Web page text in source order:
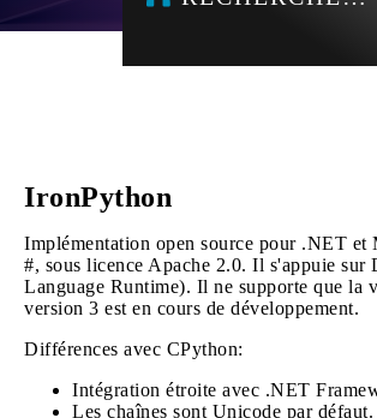
IronPython
Implémentation open source pour .NET et
#, sous licence Apache 2.0. Il s'appuie
Language Runtime). Il ne supporte que la
version 3 est en cours de développement.
Différences avec CPython:
Intégration étroite avec .NET
Les chaînes sont Unicode par défaut.